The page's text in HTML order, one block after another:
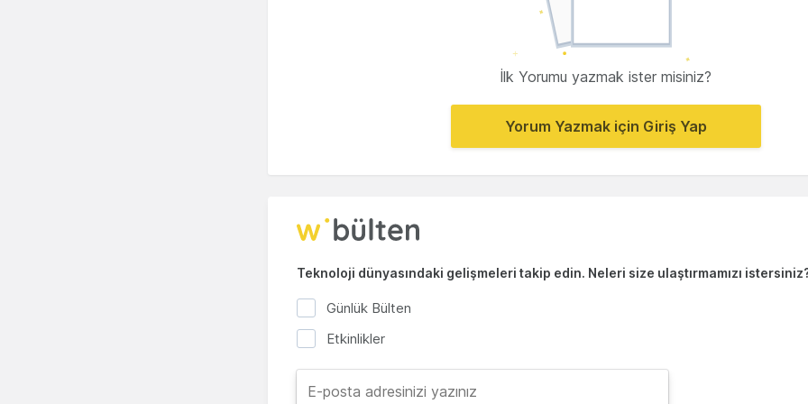
İlk Yorumu yazmak ister misiniz?
Yorum Yazmak için Giriş Yap
Teknoloji dünyasındaki gelişmeleri takip edin. Neleri size ulaştırmamızı
Günlük Bülten
Etkinlikler